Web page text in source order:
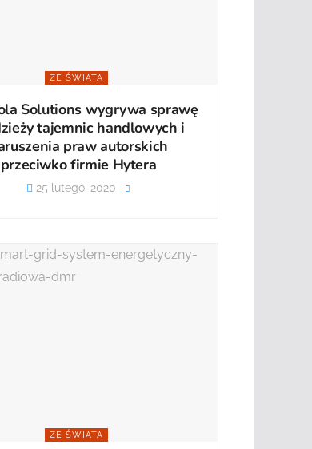
ZE ŚWIATA
Solutions wygrywa sprawę
tajemnic handlowych i
praw autorskich
przeciwko firmie Hytera
25 lutego, 2020
ZE ŚWIATA